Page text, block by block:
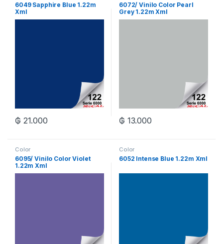
6049 Sapphire Blue 1.22m
Xml
₲ 21.000
6072/ Vinilo Color Pearl
Grey 1.22m Xml
₲ 13.000
Color
6095/ Vinilo Color Violet
1.22m Xml
Color
6052 Intense Blue 1.22m Xml